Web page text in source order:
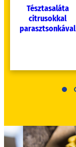
Tésztasaláta
citrusokkal
parasztsonkával